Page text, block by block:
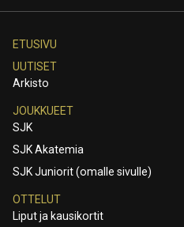
ETUSIVU
UUTISET
Arkisto
JOUKKUEET
SJK
SJK Akatemia
SJK Juniorit (omalle sivulle)
OTTELUT
Liput ja kausikortit